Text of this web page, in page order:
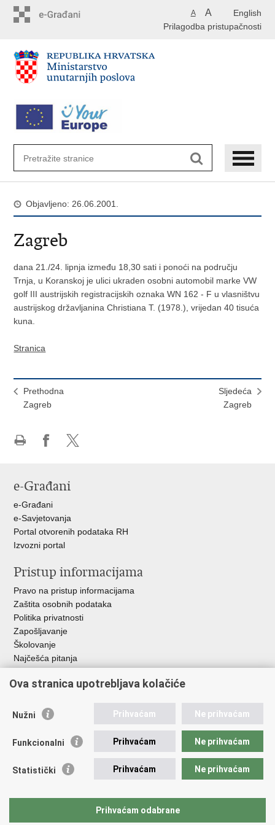
English
A A
Prilagodba pristupačnosti
Objavljeno: 26.06.2001.
Zagreb
dana 21./24. lipnja između 18,30 sati i ponoći na području
Trnja, u Koranskoj je ulici ukraden osobni automobil marke VW
golf III austrijskih registracijskih oznaka WN 162 - F u vlasništvu
austrijskog državljanina Christiana T. (1978.), vrijedan 40 tisuća
kuna.
Stranica
Prethodna
Zagreb
Sljedeća
Zagreb
Facebooku
X-
e-Građani
e-Građani
e-Savjetovanja
Portal otvorenih podataka RH
Izvozni portal
Pristup informacijama
Pravo na pristup informacijama
Zaštita osobnih podataka
Politika privatnosti
Zapošljavanje
Školovanje
Najčešća pitanja
Važne poveznice
EMN Nacionalna kontaktna točka za Republiku Hrvatsku
Policijska akademija
Zaklada policijske solidarnosti
Udruge
Ova stranica upotrebljava kolačiće
Nužni Prihvaćam Ne prihvaćam
Funkcionalni Prihvaćam Ne prihvaćam
Statistički Prihvaćam Ne prihvaćam
Prihvaćam odabrane